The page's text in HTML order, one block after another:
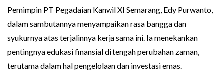
Pemimpin PT Pegadaian Kanwil XI Semarang, Edy Purwanto,
dalam sambutannya menyampaikan rasa bangga dan
syukurnya atas terjalinnya kerja sama ini. Ia menekankan
pentingnya edukasi finansial di tengah perubahan zaman,
terutama dalam hal pengelolaan dan investasi emas.